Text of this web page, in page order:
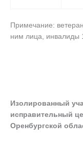
Примечание:
ним лица, инвалиды
Изолированный
исправительный
Оренбургской